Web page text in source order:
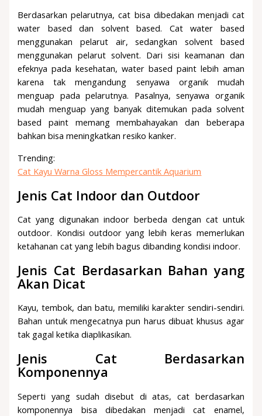
Berdasarkan pelarutnya, cat bisa dibedakan menjadi cat
water based dan solvent based. Cat water based
menggunakan pelarut air, sedangkan solvent based
menggunakan pelarut solvent. Dari sisi keamanan dan
efeknya pada kesehatan, water based paint lebih aman
karena tak mengandung senyawa organik mudah
menguap pada pelarutnya. Pasalnya, senyawa organik
mudah menguap yang banyak ditemukan pada solvent
based paint memang membahayakan dan beberapa
bahkan bisa meningkatkan resiko kanker.
Trending:
Cat Kayu Warna Gloss Mempercantik Aquarium
Jenis Cat Indoor dan Outdoor
Cat yang digunakan indoor berbeda dengan cat untuk
outdoor. Kondisi outdoor yang lebih keras memerlukan
ketahanan cat yang lebih bagus dibanding kondisi indoor.
Jenis Cat Berdasarkan Bahan yang
Akan Dicat
Kayu, tembok, dan batu, memiliki karakter sendiri-sendiri.
Bahan untuk mengecatnya pun harus dibuat khusus agar
tak gagal ketika diaplikasikan.
Jenis Cat Berdasarkan
Komponennya
Seperti yang sudah disebut di atas, cat berdasarkan
komponennya bisa dibedakan menjadi cat enamel,